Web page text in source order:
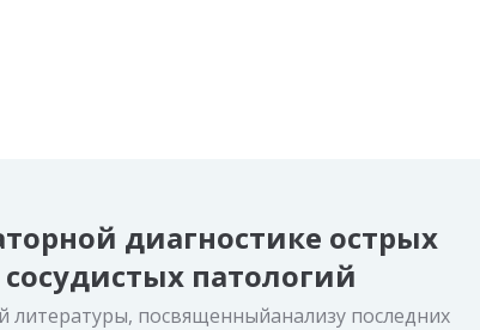
диагностике острых
патологий
посвященныйанализу последних